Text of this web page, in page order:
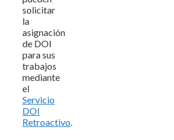
solicitar
la
asignación
de DOI
para sus
trabajos
mediante
el
Servicio
DOI
Retroactivo.